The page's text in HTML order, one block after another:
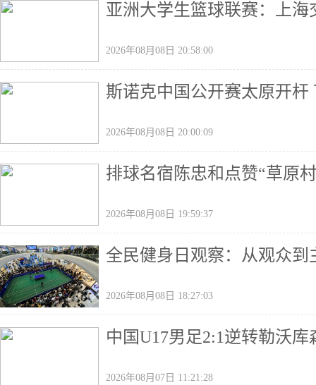
亚洲大学生篮球联赛：上
2026年08月08日 20:58:00
斯诺克中国公开赛太原开杆
2026年08月08日 20:00:09
排球名宿陈忠和点赞“草原
2026年08月08日 19:59:37
全民健身日观察：从观众到
2026年08月08日 18:27:03
中国U17男足2:1逆转勒沃
2026年08月07日 11:21:28